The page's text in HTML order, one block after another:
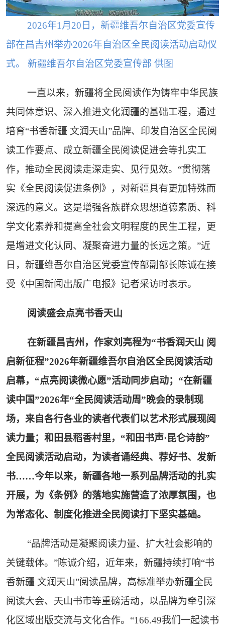
2026年1月20日，新疆维吾尔自治区党委宣传
部在昌吉州举办2026年自治区全民阅读活动启动仪
式。 新疆维吾尔自治区党委宣传部 供图
一直以来，新疆将全民阅读作为铸牢中华民族
共同体意识、深入推进文化润疆的基础工程，通过
培育“书香新疆 文润天山”品牌、印发自治区全民阅
读工作要点、成立新疆全民阅读促进会等扎实工
作，推动全民阅读走深走实、见行见效。“贯彻落
实《全民阅读促进条例》，对新疆具有更加特殊而
深远的意义。这是增强各族群众思想道德素质、科
学文化素养和提高全社会文明程度的民生工程，更
是增进文化认同、凝聚奋进力量的长远之策。”近
日，新疆维吾尔自治区党委宣传部副部长陈诚在接
受《中国新闻出版广电报》记者采访时表示。
阅读盛会点亮书香天山
在新疆昌吉州，作家刘亮程为“书香润天山 阅
启新征程”2026年新疆维吾尔自治区全民阅读活动
启幕，“点亮阅读微心愿”活动同步启动；“在新疆
读中国”2026年“全民阅读活动周”晚会的录制现
场，来自各行各业的读者代表们以艺术形式展现阅
读力量；和田县稻香村里，“和田书声·昆仑诗韵”
全民阅读活动启动，为读者诵经典、荐好书、发新
书……今年以来，新疆各地一系列品牌活动的扎实
开展，为《条例》的落地实施营造了浓厚氛围，也
为常态化、制度化推进全民阅读打下坚实基础。
“品牌活动是凝聚阅读力量、扩大社会影响的
关键载体。”陈诚介绍，近年来，新疆持续打响“书
香新疆 文润天山”阅读品牌，高标准举办新疆全民
阅读大会、天山书市等重磅活动，以品牌为牵引深
化区域出版交流与文化合作。“166.49我们一起读书